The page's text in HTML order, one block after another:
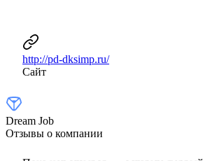
http://pd-dksimp.ru/
Сайт
Dream Job
Отзывы о компании